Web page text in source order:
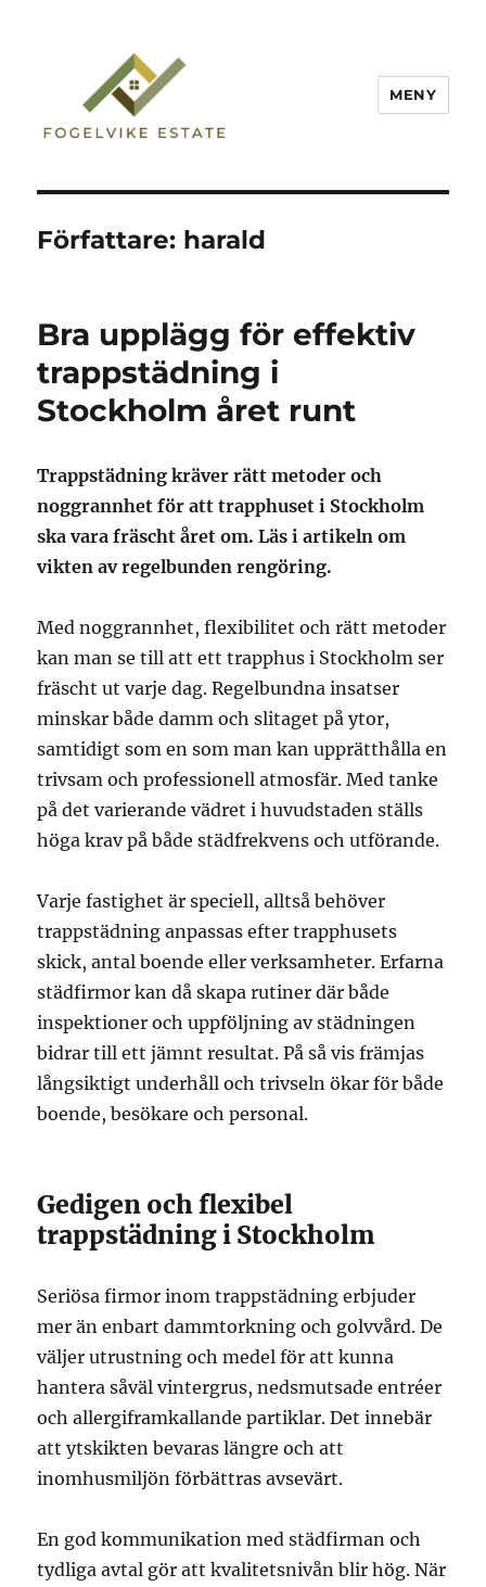
MENY
Författare: harald
Bra upplägg för effektiv
trappstädning i
Stockholm året runt
Trappstädning kräver rätt metoder och
noggrannhet för att trapphuset i Stockholm
ska vara fräscht året om. Läs i artikeln om
vikten av regelbunden rengöring.
Med noggrannhet, flexibilitet och rätt metoder
kan man se till att ett trapphus i Stockholm ser
fräscht ut varje dag. Regelbundna insatser
minskar både damm och slitaget på ytor,
samtidigt som en som man kan upprätthålla en
trivsam och professionell atmosfär. Med tanke
på det varierande vädret i huvudstaden ställs
höga krav på både städfrekvens och utförande.
Varje fastighet är speciell, alltså behöver
trappstädning anpassas efter trapphusets
skick, antal boende eller verksamheter. Erfarna
städfirmor kan då skapa rutiner där både
inspektioner och uppföljning av städningen
bidrar till ett jämnt resultat. På så vis främjas
långsiktigt underhåll och trivseln ökar för både
boende, besökare och personal.
Gedigen och flexibel
trappstädning i Stockholm
Seriösa firmor inom trappstädning erbjuder
mer än enbart dammtorkning och golvvård. De
väljer utrustning och medel för att kunna
hantera såväl vintergrus, nedsmutsade entréer
och allergiframkallande partiklar. Det innebär
att ytskikten bevaras längre och att
inomhusmiljön förbättras avsevärt.
En god kommunikation med städfirman och
tydliga avtal gör att kvalitetsnivån blir hög. När